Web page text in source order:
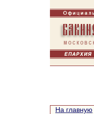
На главную